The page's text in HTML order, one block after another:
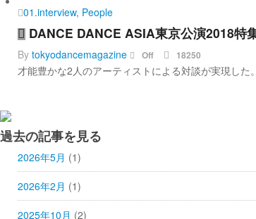
01.interview, People
DANCE DANCE ASIA東京公演2018特
By tokyodancemagazine Off 18250
才能豊かな2人のアーティストによる対談が実現し
過去の記事を見る
2026年5月 (1)
2026年2月 (1)
2025年10月 (2)